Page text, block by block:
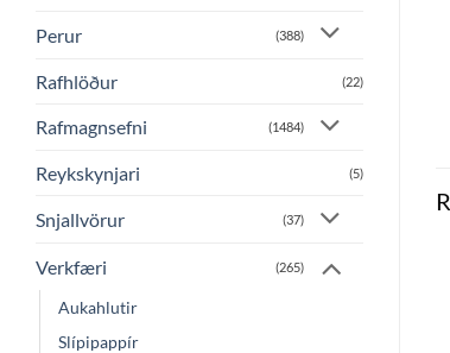
Perur (388)
Rafhlöður (22)
Rafmagnsefni (1484)
Reykskynjari (5)
Snjallvörur (37)
Verkfæri (265)
Aukahlutir
Slípipappír
Bæta
óskalista